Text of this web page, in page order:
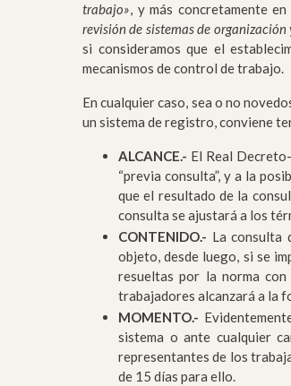
trabajo», y más concretamente
revisión de sistemas de
si consideramos que el
mecanismos de control de trabajo.
En cualquier caso, sea o no
un sistema de registro, conviene
ALCANCE.- El Real
“previa consulta”, y a la
que el resultado de la
consulta se ajustará a los
CONTENIDO.- La consulta
objeto, desde luego, si se
resueltas por la norma
trabajadores alcanzará a la
MOMENTO.-
sistema o ante cualquier
representantes de los
de 15 días para ello.